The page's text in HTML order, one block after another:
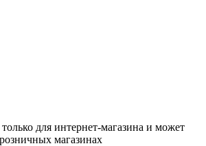
для интернет-магазина и может
магазинах